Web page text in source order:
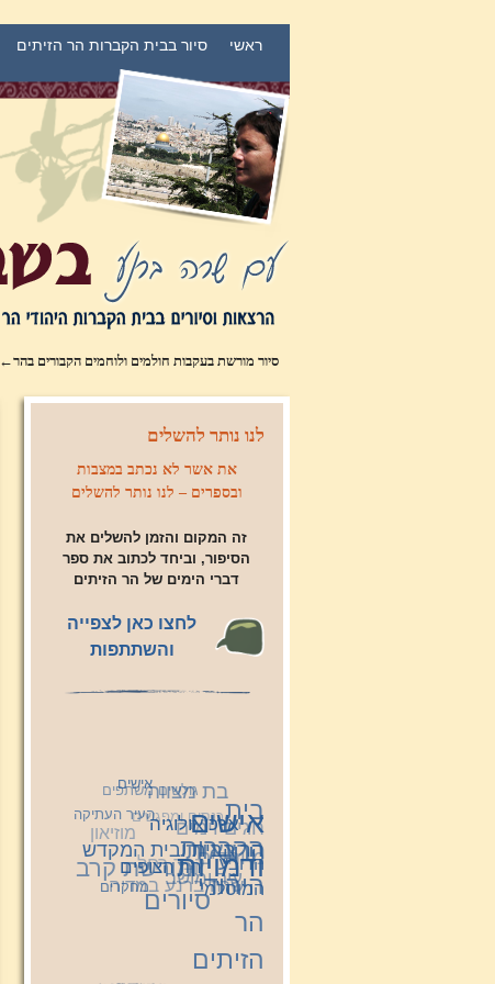
ראשי סיור בבית הקברות הר הזיתים
סיור מורשת בעקבות חולמים ולוחמים הקבורים בהר←
לנו נותר להשלים
את אשר לא נכתב במצבות
ובספרים – לנו נותר להשלים
זה המקום והזמן להשלים את
הסיפור, וביחד לכתוב את ספר
דברי הימים של הר הזיתים
לחצו כאן לצפייה
והשתתפות
אישים
אישים
ודמויות
ארכיאולוגיהבית
הקברות
היהודי
הר
הזיתים
בת מצווה
גולשים משתפים
העיר העתיקה
הר הבית ובית המקדש
הר הצופים
הרובע
המוסלמי
הרצאות
חגים וימים
מיוחדים
כנסים ומפגשים
מוזיאון
מורשת קרב
מחקרים
סיורים
עיר ומושב
קבר רחל
שרה ברנע במדיה